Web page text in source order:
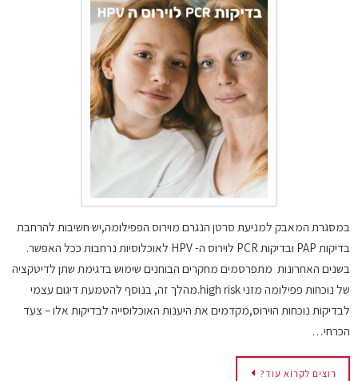
במסגרת המאבק למניעת סרטן הנגרם מוירוס הפפילומה,יש חשיבות להרחבת
בדיקות PAP ובדיקות PCR לוירוס ה- HPV לאוכלוסיות נרחבות ככל האפשר.
בשנים האחרונות מתפרסמים מחקרים הבוחנים שימוש בדגימת שתן לדיטקציה
של נוכחות פפילומה מזני high risk.מהלך זה, בנוסף להטמעת דיגום עצמי
לבדיקות נוכחות הוירוס,מקדמים את היענות האוכלוסייה לבדיקות אלו – צעד
הכרחי…
רוצים לקרוא עוד?